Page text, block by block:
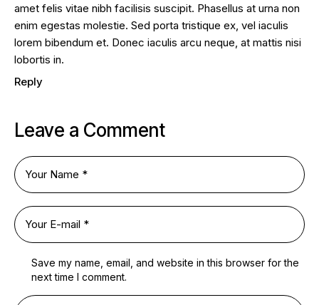
amet felis vitae nibh facilisis suscipit. Phasellus at urna non
enim egestas molestie. Sed porta tristique ex, vel iaculis
lorem bibendum et. Donec iaculis arcu neque, at mattis nisi
lobortis in.
Reply
Leave a Comment
Save my name, email, and website in this browser for the
next time I comment.